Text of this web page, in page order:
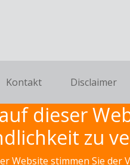
Kontakt Disclaimer
dieser
zu
Website stimmen Sie